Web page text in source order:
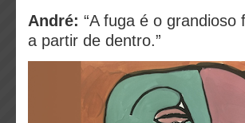
André: “A fuga é o
a partir de dentro.”